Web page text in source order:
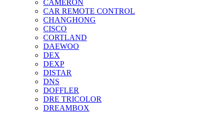
CAMERON
CAR REMOTE CONTROL
CHANGHONG
CISCO
CORTLAND
DAEWOO
DEX
DEXP
DISTAR
DNS
DOFFLER
DRE TRICOLOR
DREAMBOX